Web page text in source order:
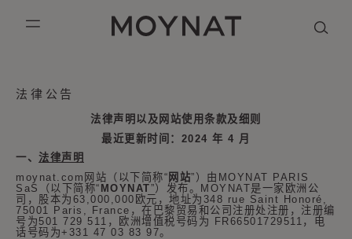
mobile_menu
MOYNAT PARIS
法律公告
法律声明以及网站使用条款及细则
最近更新时间： 2024年 4 月
一、 法律声明
moynat.com 网站（以下简称“ 网站” ）由 MOYNAT PARIS
SaS
（以下简称“ MOYNAT”）发布。 MOYNAT是一家欧洲公
司，股本为63 ,000,000 欧元，地址为 348 rue Saint Honoré,
75001 Paris, France ，在巴黎贸易和公司注册处注册，注册编
号为 501 729 511 ，欧洲增值税号码为 FR66501729511 ，电
话号码为+331 47 03 83 97。
KASING LUNG COLLECTION
PURPLE CANVAS M
DUO BB
MIGNON
GABRIELLE
OUR HISTORY
THE ATELIER
英语